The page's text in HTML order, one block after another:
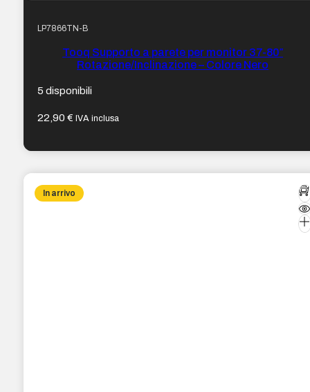
LP7866TN-B
Tooq Supporto a parete per monitor 37-80″
Rotazione/Inclinazione – Colore Nero
5 disponibili
22,90€ IVA inclusa
In arrivo